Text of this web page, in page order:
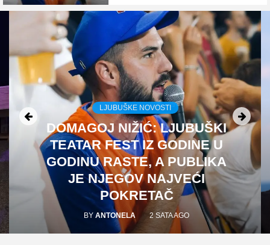
LJUBUŠKE NOVOSTI
DOMAGOJ NIŽIĆ: LJUBUŠKI
TEATAR FEST IZ GODINE U
GODINU RASTE, A PUBLIKA
JE NJEGOV NAJVEĆI
POKRETAČ
BY ANTONELA 2 SATA AGO